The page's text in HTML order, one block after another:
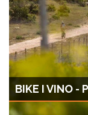
BIKE I VINO -